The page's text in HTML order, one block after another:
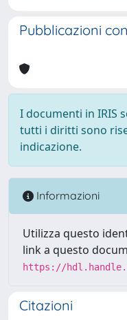
Pubblicazioni
I documenti in IRIS
tutti i diritti sono
indicazione.
Informazioni
Utilizza questo
link a questo
https://
Citazioni